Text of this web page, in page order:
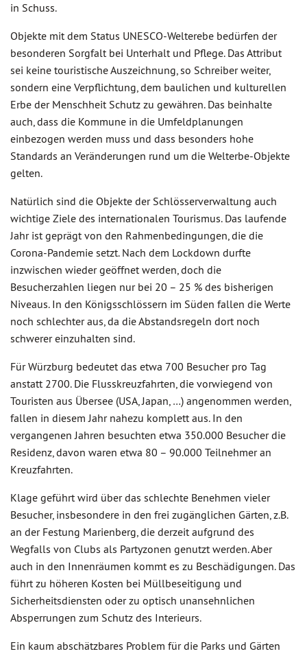
in Schuss.
Objekte mit dem Status UNESCO-Welterebe bedürfen der
besonderen Sorgfalt bei Unterhalt und Pflege. Das Attribut
sei keine touristische Auszeichnung, so Schreiber weiter,
sondern eine Verpflichtung, dem baulichen und kulturellen
Erbe der Menschheit Schutz zu gewähren. Das beinhalte
auch, dass die Kommune in die Umfeldplanungen
einbezogen werden muss und dass besonders hohe
Standards an Veränderungen rund um die Welterbe-Objekte
gelten.
Natürlich sind die Objekte der Schlösserverwaltung auch
wichtige Ziele des internationalen Tourismus. Das laufende
Jahr ist geprägt von den Rahmenbedingungen, die die
Corona-Pandemie setzt. Nach dem Lockdown durfte
inzwischen wieder geöffnet werden, doch die
Besucherzahlen liegen nur bei 20 – 25 % des bisherigen
Niveaus. In den Königsschlössern im Süden fallen die Werte
noch schlechter aus, da die Abstandsregeln dort noch
schwerer einzuhalten sind.
Für Würzburg bedeutet das etwa 700 Besucher pro Tag
anstatt 2700. Die Flusskreuzfahrten, die vorwiegend von
Touristen aus Übersee (USA, Japan, …) angenommen werden,
fallen in diesem Jahr nahezu komplett aus. In den
vergangenen Jahren besuchten etwa 350.000 Besucher die
Residenz, davon waren etwa 80 – 90.000 Teilnehmer an
Kreuzfahrten.
Klage geführt wird über das schlechte Benehmen vieler
Besucher, insbesondere in den frei zugänglichen Gärten, z.B.
an der Festung Marienberg, die derzeit aufgrund des
Wegfalls von Clubs als Partyzonen genutzt werden. Aber
auch in den Innenräumen kommt es zu Beschädigungen. Das
führt zu höheren Kosten bei Müllbeseitigung und
Sicherheitsdiensten oder zu optisch unansehnlichen
Absperrungen zum Schutz des Interieurs.
Ein kaum abschätzbares Problem für die Parks und Gärten